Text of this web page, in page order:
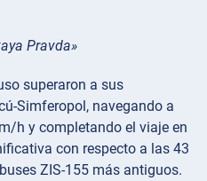
Pravda»
superaron a sus
Simferopol, navegando a
h y completando el viaje en
con respecto a las 43
ZIS-155 más antiguos.